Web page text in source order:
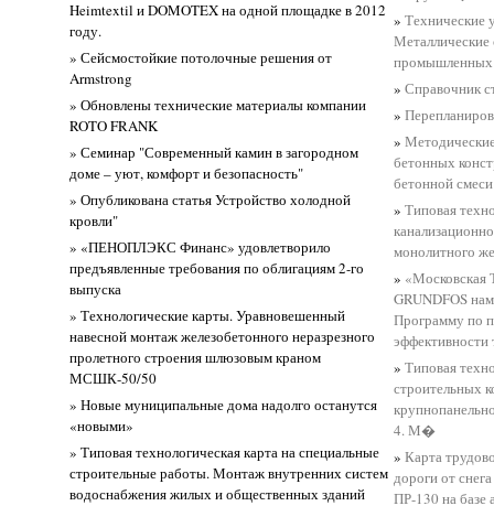
Heimtextil и DOMOTEX на одной площадке в 2012
году.
» Сейсмостойкие потолочные решения от
Armstrong
» Обновлены технические материалы компании
ROTO FRANK
» Семинар "Современный камин в загородном
доме – уют, комфорт и безопасность"
» Опубликована статья Устройство холодной
кровли"
» «ПЕНОПЛЭКС Финанс» удовлетворило
предъявленные требования по облигациям 2-го
выпуска
» Технологические карты. Уравновешенный
навесной монтаж железобетонного неразрезного
пролетного строения шлюзовым краном
МСШК-50/50
» Новые муниципальные дома надолго останутся
«новыми»
» Типовая технологическая карта на специальные
строительные работы. Монтаж внутренних систем
водоснабжения жилых и общественных зданий
»Технические
промышленных
»Справочник
»
»
бетонных
бетонной смеси
»Типовая
монолитного
» «Московская
GRUNDFOS
Программу по
»Типовая
строительных
4. М�
»Карта
дороги от
ПР-130 на